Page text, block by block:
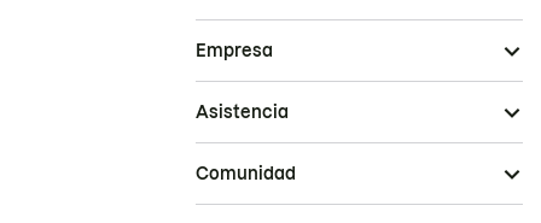
Empresa
Asistencia
Comunidad